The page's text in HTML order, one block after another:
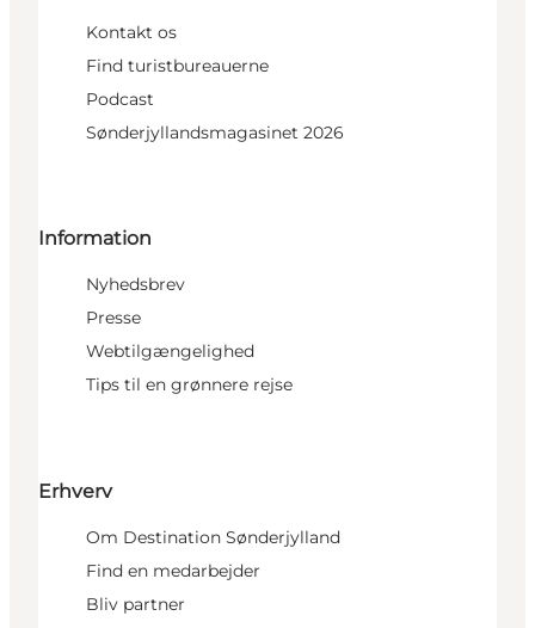
Kontakt os
Find turistbureauerne
Podcast
Sønderjyllandsmagasinet 2026
Information
Nyhedsbrev
Presse
Webtilgængelighed
Tips til en grønnere rejse
Erhverv
Om Destination Sønderjylland
Find en medarbejder
Bliv partner